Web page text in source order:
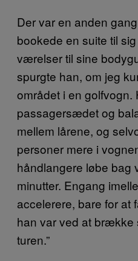
Der var en anden
bookede en suite til
værelser til sine
spurgte han, om jeg
området i en golfvogn.
passagersædet og
mellem lårene, og
personer mere i
håndlangere løbe bag
minutter. Engang
accelerere, bare for at
han var ved at brække
turen.”